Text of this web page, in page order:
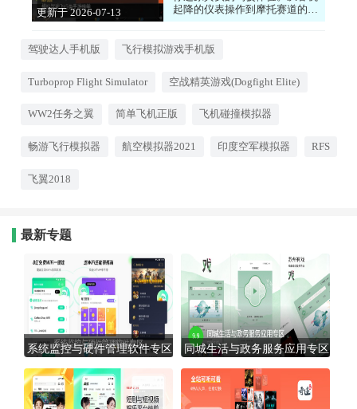
更新于 2026-07-13
起降的仪表操作到摩托赛道的压
弯技巧，每款游戏都针对不同载
自由选择机型或车型，在逼真的
驶舱内的仪表盘和外部环境都经
作，沉浸感极强。适合硬核驾驶
驾驶达人手机版 飞行模拟游戏手机版
Turboprop Flight Simulator 空战精英游戏(Dogfight Elite)
WW2任务之翼 简单飞机正版 飞机碰撞模拟器
畅游飞行模拟器 航空模拟器2021 印度空军模拟器 RFS
飞翼2018
最新专题
系统监控与硬件管理软件专区 同城生活与政务服务应用专区